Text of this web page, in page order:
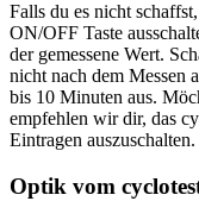
Falls du es nicht
ON/OFF Taste
der gemessene Wert.
nicht nach dem Messen
bis 10 Minuten aus.
empfehlen wir dir, das
Eintragen auszuschalten.
Optik vom